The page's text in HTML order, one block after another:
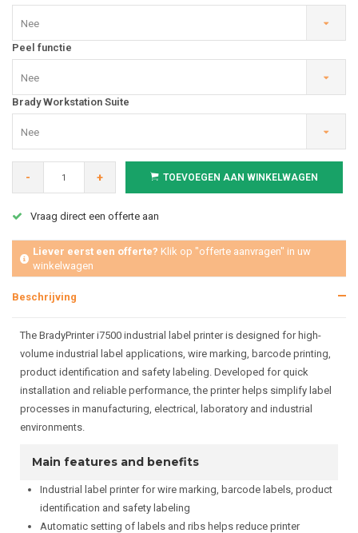
Nee
Peel functie
Nee
Brady Workstation Suite
Nee
- + TOEVOEGEN AAN WINKELWAGEN
Vraag direct een offerte aan
Liever eerst een offerte? Klik op "offerte aanvragen" in uw
winkelwagen
Beschrijving
The BradyPrinter i7500 industrial label printer is designed for high-
volume industrial label applications, wire marking, barcode printing,
product identification and safety labeling. Developed for quick
installation and reliable performance, the printer helps simplify label
processes in manufacturing, electrical, laboratory and industrial
environments.
Main features and benefits
Industrial label printer for wire marking, barcode labels, product
identification and safety labeling
Automatic setting of labels and ribs helps reduce printer